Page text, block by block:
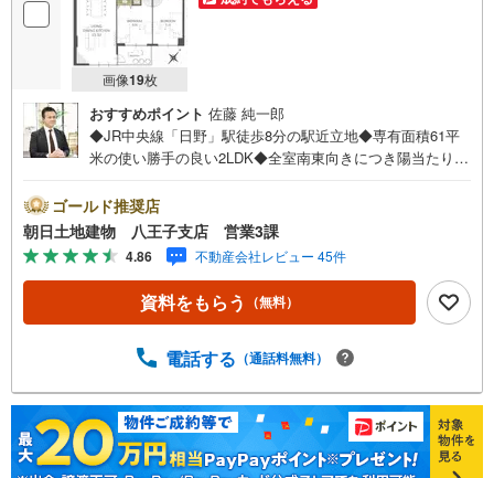
画像19枚
おすすめポイント 佐藤 純一郎
◆JR中央線「日野」駅徒歩8分の駅近立地◆専有面積61平
米の使い勝手の良い2LDK◆全室南東向きにつき陽当たり良
ットと暮らせる快適な空間※バザール会場には、ベビーベッ
ドや キッズスペースをご用意しております。 小さなお
子様連れでも、安心してご来場ください！資料請求、住宅
ローンのご相談などお気軽にお問合せください！スタッフ2
5名でお客様がご覧になったことのない情報を多数ご用意し
ております。インターネット、チラシなどに掲載できない
す。 担当営業へご希望をお伝えください！■ご案内方法ご
社など、ご相談ください。ご希望があれば周辺環境、お客
様の希望に合わせた物件などもご案内をいたします。お住
まい探しは朝日土地建物（株）八王子店 営業3課にお任せ
ください！
ゴールド推奨店
朝日土地建物 八王子支店 営業3課
4.86 不動産会社レビュー 45件
資料をもらう （無料）
電話する （通話料無料）